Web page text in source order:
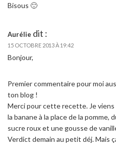
Bisous 🙂
Aurélie dit :
15 OCTOBRE 2013 À 19:42
Bonjour,
Premier commentaire pour moi
ton blog !
Merci pour cette recette. Je viens
la banane à la place de la pomme,
sucre roux et une gousse de
Verdict demain au petit déj. Mais